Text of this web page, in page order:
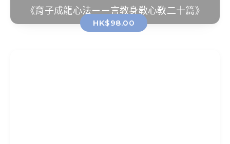
《育子成龍心法——言教身敎心敎二十篇》
HK$98.00